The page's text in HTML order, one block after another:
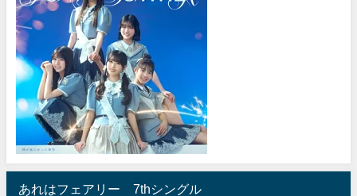
あれはフェアリー 7thシングル